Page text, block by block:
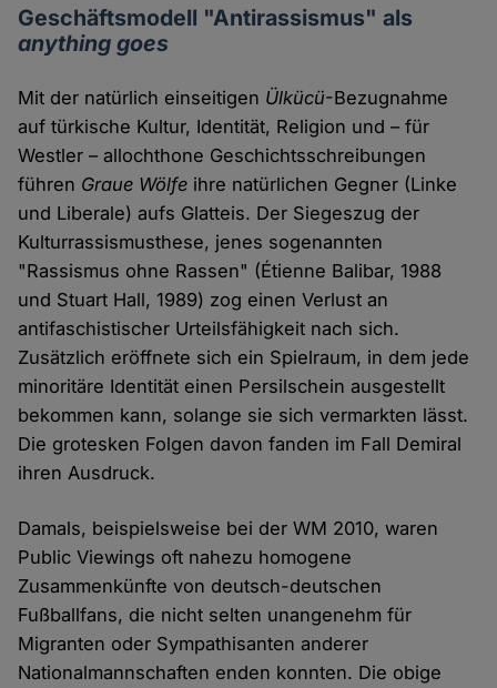
Geschäftsmodell "Antirassismus" als
anything goes
Mit der natürlich einseitigen Ülkücü-Bezugnahme
auf türkische Kultur, Identität, Religion und – für
Westler – allochthone Geschichtsschreibungen
führen Graue Wölfe ihre natürlichen Gegner (Linke
und Liberale) aufs Glatteis. Der Siegeszug der
Kulturrassismusthese, jenes sogenannten
"Rassismus ohne Rassen" (Étienne Balibar, 1988
und Stuart Hall, 1989) zog einen Verlust an
antifaschistischer Urteilsfähigkeit nach sich.
Zusätzlich eröffnete sich ein Spielraum, in dem jede
minoritäre Identität einen Persilschein ausgestellt
bekommen kann, solange sie sich vermarkten lässt.
Die grotesken Folgen davon fanden im Fall Demiral
ihren Ausdruck.
Damals, beispielsweise bei der WM 2010, waren
Public Viewings oft nahezu homogene
Zusammenkünfte von deutsch-deutschen
Fußballfans, die nicht selten unangenehm für
Migranten oder Sympathisanten anderer
Nationalmannschaften enden konnten. Die obige